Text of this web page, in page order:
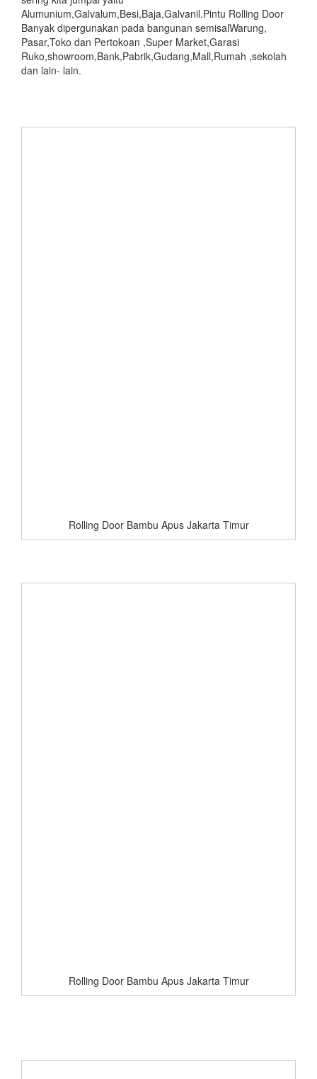
Alumunium,Galvalum,Besi,Baja,Galvanil.Pintu Rolling Door
Banyak dipergunakan pada bangunan semisalWarung,
Pasar,Toko dan Pertokoan ,Super Market,Garasi
Ruko,showroom,Bank,Pabrik,Gudang,Mall,Rumah ,sekolah
dan lain- lain.
Rolling Door Bambu Apus Jakarta Timur
Rolling Door Bambu Apus Jakarta Timur